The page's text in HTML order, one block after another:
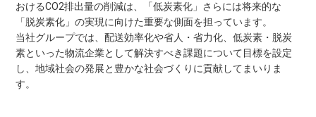
おけるCO2排出量の削減は、「低炭素化」さらには将来的な
「脱炭素化」の実現に向けた重要な側面を担っています。
当社グループでは、配送効率化や省人・省力化、低炭素・脱炭
素といった物流企業として解決すべき課題について目標を設定
し、地域社会の発展と豊かな社会づくりに貢献してまいりま
す。